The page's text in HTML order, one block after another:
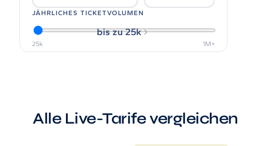
Agenturen
Hotels & Regionen
Künstleragenturen
JÄHRLICHES TICKETVOLUMEN
25k 1M+
bis zu 25k
Alle Live-Tarife vergleichen